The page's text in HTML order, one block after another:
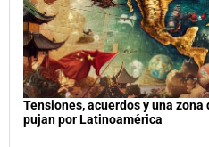
Tensiones, acuerdos y una zona
pujan por Latinoamérica